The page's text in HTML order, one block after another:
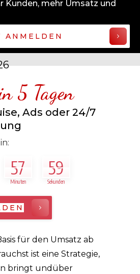
Kunden, mehr Umsatz und
ANMELDEN
5 Tagen
Ads oder 24/7
57
Minuten
59
Sekunden
für den Umsatz ab
ist eine Strategie,
bringt undüber